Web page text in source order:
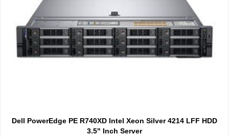
Dell PowerEdge PE R740XD Intel Xeon Silver 4214 LFF HDD
3.5" Inch Server